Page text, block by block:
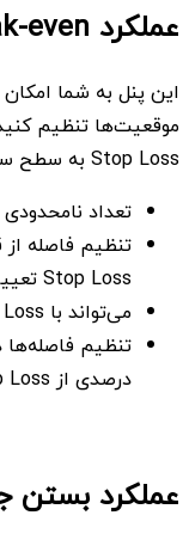
عملکرد Break-even:
موقعیت‌ها تنظیم
Stop Loss به سطح سر به سر منتقل شود):
تعداد
تنظیم فاصله
Stop Loss تعیین می‌شود.
می‌تواند با Stop Loss مجازی کار کند.
تنظیم فاصله‌ها
درصدی از Stop Loss، در درصدی از Take Profit، قیمت.
عملکرد بستن